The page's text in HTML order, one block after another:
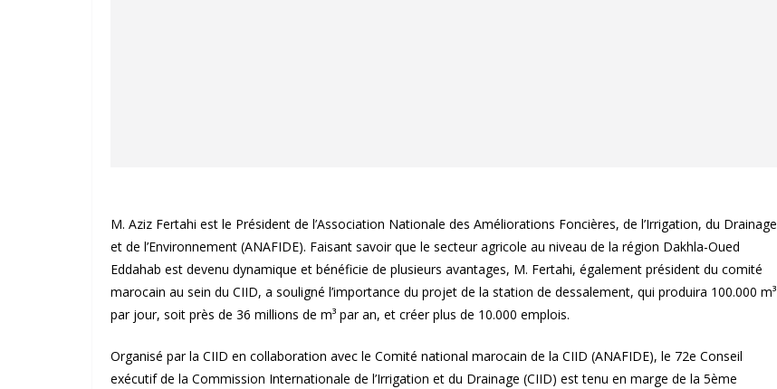
M. Aziz Fertahi est le Président de l’Association Nationale des Améliorations Foncières, de l’Irrigation, du Drainage
et de l’Environnement (ANAFIDE). Faisant savoir que le secteur agricole au niveau de la région Dakhla-Oued
Eddahab est devenu dynamique et bénéficie de plusieurs avantages, M. Fertahi, également président du comité
marocain au sein du CIID, a souligné l’importance du projet de la station de dessalement, qui produira 100.000 m³
par jour, soit près de 36 millions de m³ par an, et créer plus de 10.000 emplois.
Organisé par la CIID en collaboration avec le Comité national marocain de la CIID (ANAFIDE), le 72e Conseil
exécutif de la Commission Internationale de l’Irrigation et du Drainage (CIID) est tenu en marge de la 5ème